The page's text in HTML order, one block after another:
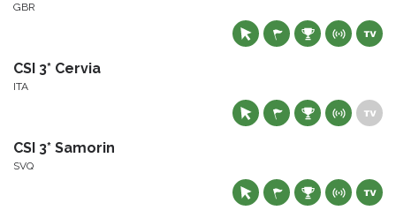
GBR
CSI 3* Cervia
ITA
CSI 3* Samorin
SVQ